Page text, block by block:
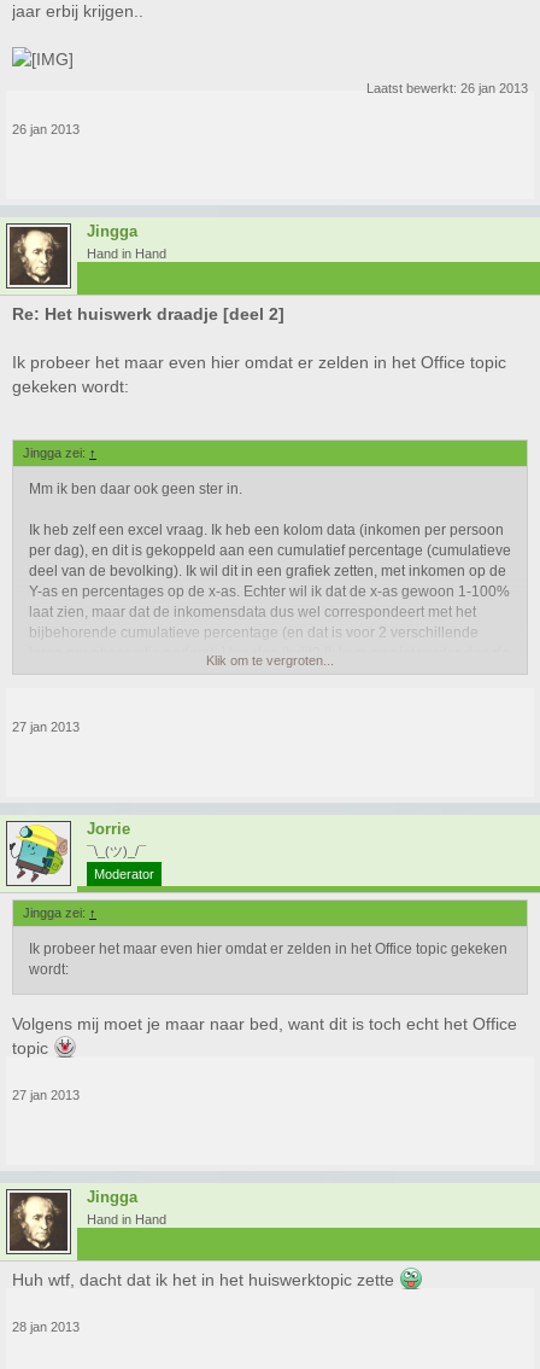
jaar erbij krijgen..
Laatst bewerkt: 26 jan 2013
26 jan 2013
Jingga
Hand in Hand
Re: Het huiswerk draadje [deel 2]
Ik probeer het maar even hier omdat er zelden in het Office topic
gekeken wordt:
Jingga zei: ↑
Mm ik ben daar ook geen ster in.
Ik heb zelf een excel vraag. Ik heb een kolom data (inkomen per persoon
per dag), en dit is gekoppeld aan een cumulatief percentage (cumulatieve
deel van de bevolking). Ik wil dit in een grafiek zetten, met inkomen op de
Y-as en percentages op de x-as. Echter wil ik dat de x-as gewoon 1-100%
laat zien, maar dat de inkomensdata dus wel correspondeert met het
bijbehorende cumulatieve percentage (en dat is voor 2 verschillende
jaren per observatie anders). Hoe doe ik dit? Ik kom nu niet verder dan de
inkomensdata op de Y-as en het corresponderende cumulatieve
Klik om te vergroten...
27 jan 2013
Jorrie
¯\_(ツ)_/¯
Moderator
Jingga zei: ↑
Ik probeer het maar even hier omdat er zelden in het Office topic gekeken
wordt:
Volgens mij moet je maar naar bed, want dit is toch echt het Office
topic
27 jan 2013
Jingga
Hand in Hand
Huh wtf, dacht dat ik het in het huiswerktopic zette
28 jan 2013